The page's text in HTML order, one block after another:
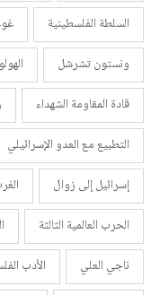
السلطة الفلسطينية
ونستون تشرشل
قادة المقاومة الشهداء
التطبيع مع العدو الإسرائيلي
إسرائيل إلى زوال
الحرب العالمية الثالثة
ناجي العلي
الأدب